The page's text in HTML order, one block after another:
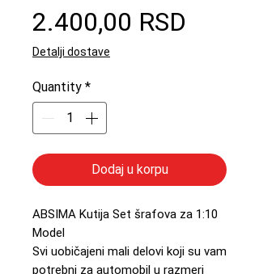
2.400,00 RSD
Detalji dostave
Quantity *
Dodaj u korpu
ABSIMA Kutija Set šrafova za 1:10
Model
Svi uobičajeni mali delovi koji su vam
potrebni za automobil u razmeri